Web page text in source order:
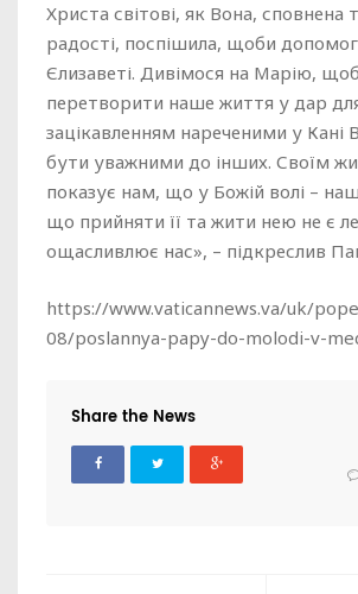
Христа світові, як Вона, сповнена
радості, поспішила, щоби
Єлизаветі. Дивімося на Марію,
перетворити наше життя у дар
зацікавленням нареченими у Кані
бути уважними до інших. Своїм
показує нам, що у Божій волі –
що прийняти її та жити нею не є
ощасливлює нас», – підкреслив
https://www.vaticannews.va/uk/
08/poslannya-papy-do-molodi-v-
Share the News